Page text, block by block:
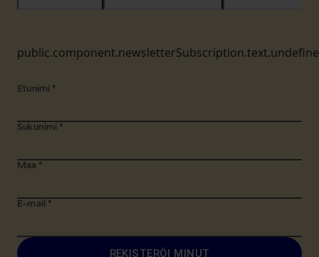
Etunimi *
Sukunimi *
Maa *
E-mail *
REKISTERÖI MINUT